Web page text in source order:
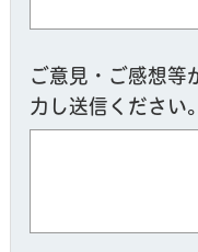
ご意見・ご感想等
力し送信ください。